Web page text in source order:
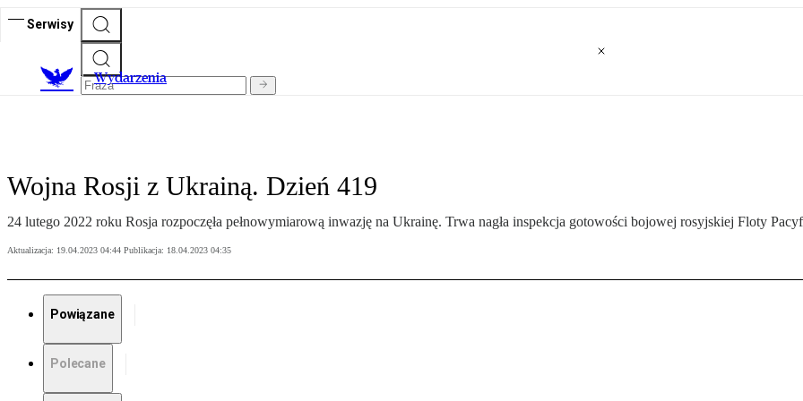
Serwisy
Wydarzenia
Wojna Rosji z Ukrainą. Dzień 419
24 lutego 2022 roku Rosja rozpoczęła pełnowymiarową inwazję na Ukrainę. Trwa nagła inspekcja gotowości bojowej rosyjskiej Floty
Aktualizacja: 19.04.2023 04:44 Publikacja: 18.04.2023 04:35
Powiązane
Polecane